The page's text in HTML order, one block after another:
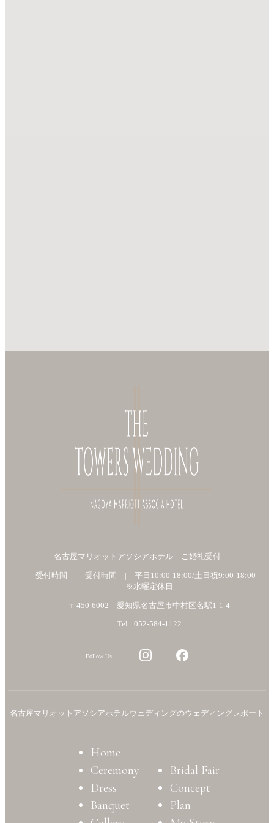
名古屋マリオットアソシアホテル ご婚礼受付
受付時間 | 受付時間 | 平日10:00-18:00/土日祝9:00-18:00
※水曜定休日
〒450-6002 愛知県名古屋市中村区名駅1-1-4
Tel : 052-584-1122
Follow Us
名古屋マリオットアソシアホテルウェディングのウェディングレポート
Home
Ceremony
Bridal Fair
Dress
Concept
Banquet
Plan